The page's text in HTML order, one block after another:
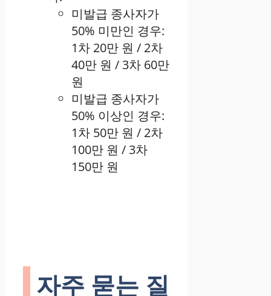
미발급 종사자가
50% 미만인 경우:
1차 20만 원 / 2차
40만 원 / 3차 60만
원
미발급 종사자가
50% 이상인 경우:
1차 50만 원 / 2차
100만 원 / 3차
150만 원
자주 묻는 질